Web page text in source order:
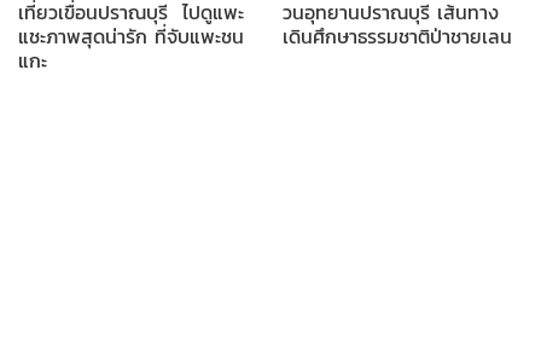
เที่ยวเขื่อนปราณบุรี ไปดูแพะ
แชะภาพสุดน่ารัก ที่จับแพะชน
แกะ
วนอุทยานปราณบุรี เส้นทาง
เดินศึกษาธรรมชาติป่าชายเลน